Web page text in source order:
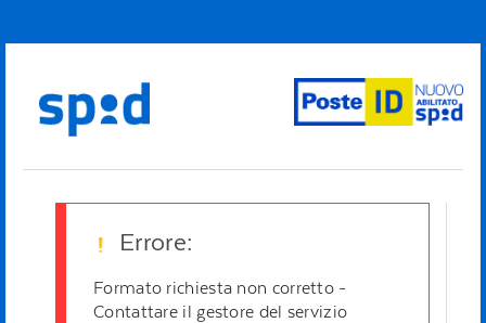
Errore:
Formato richiesta non corretto -
Contattare il gestore del servizio